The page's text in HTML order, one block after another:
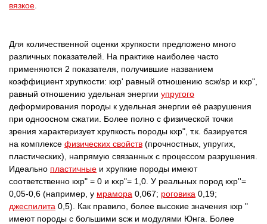
вязкое
Для количественной оценки хрупкости предложено много
различных показателей. На практике наиболее часто
применяются 2 показателя, получившие названием
коэффициент хрупкости: кхр' равный отношению scж/sp и кхр",
равный отношению удельная энергии упругого
деформирования породы к удельная энергии её разрушения
при одноосном сжатии. Более полно с физической точки
зрения характеризует хрупкость породы кхр", т.к. базируется
на комплексе физических свойств (прочностных, упругих,
пластических), напрямую связанных с процессом разрушения.
Идеально пластичные и хрупкие породы имеют
соответственно кхр" = 0 и кхр"= 1,0. У реальных пород кхр''=
0,05-0,6 (например, у мрамора 0,067; роговика 0,19;
джеспилита 0,5). Как правило, более высокие значения кхр "
имеют породы с большими scж и модулями Юнга. Более